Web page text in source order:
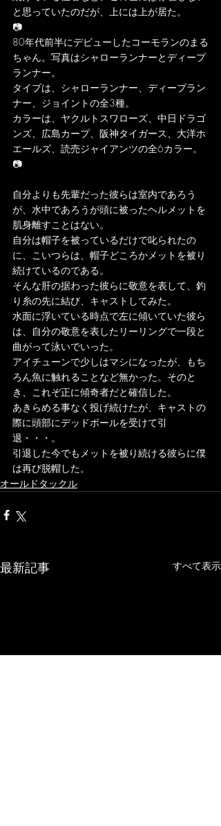
と思っていたのだが、上には上が居た。
📷
80年代前半にデビューしたコーモランのまる
ちゃん。写真はシャローランナーとディープ
ランナー。
タイプは、シャローランナー、ディープラン
ナー、ジョイントの全3種。
カラーは、ヤクルトスワローズ、中日ドラゴ
ンズ、広島カープ、阪神タイガース、大洋ホ
エールズ、読売ジャイアンツの全6カラー。
📷
自分よりも先輩だった彼らは室内であろう
が、水中であろうが頭に被ったヘルメットを
肌身離すことはない。
自分は帽子を被っているだけで叱られたの
に、こいつらは、帽子どころかメットを被り
続けているのである。
そんな肝の据わった彼らに敬意を表して、釣
り糸の先に結び、キャストしてみた。
水面に浮いている時点で左に傾いていた彼ら
は、自分の敬意を表したリーリングで一段と
曲がって泳いでいった。
アイチューンで少しはマシになったが、もち
ろん魚に触れることなど無かった。そのと
き、これぞ正に傾奇者だと確信した。
あきらめる事なく投げ続けたが、キャストの
際に頭部にデッドボールを受けて引
退・・・。
引退した今でもメットを被り続ける彼らに僕
オールドタックル
最新記事 すべて表示